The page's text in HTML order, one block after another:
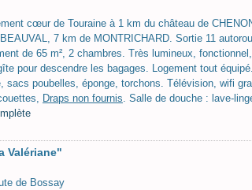
cœur de Touraine à 1 km du château de
7 km de MONTRICHARD. Sortie 11
de 65 m², 2 chambres. Très lumineux,
pour descendre les bagages. Logement tout
sacs poubelles, éponge, torchons. Télévision, wifi
Draps non fournis . Salle de douche : lave-
Valériane"
de Bossay